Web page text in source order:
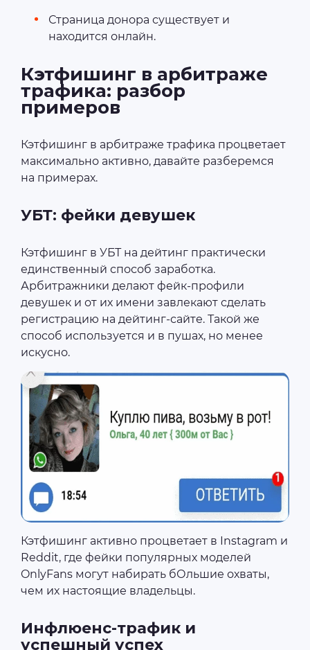
Страница донора существует и
находится онлайн.
Кэтфишинг в арбитраже
трафика: разбор
примеров
Кэтфишинг в арбитраже трафика процветает
максимально активно, давайте разберемся
на примерах.
УБТ: фейки девушек
Кэтфишинг в УБТ на дейтинг практически
единственный способ заработка.
Арбитражники делают фейк-профили
девушек и от их имени завлекают сделать
регистрацию на дейтинг-сайте. Такой же
способ используется и в пушах, но менее
искусно.
Кэтфишинг активно процветает в Instagram и
Reddit, где фейки популярных моделей
OnlyFans могут набирать бОльшие охваты,
чем их настоящие владельцы.
Инфлюенс-трафик и
успешный успех